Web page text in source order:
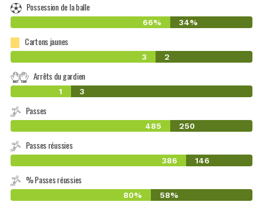
Possession de la balle
66% 34%
Cartons jaunes
3 2
Arrêts du gardien
1 3
Passes
485 250
Passes réussies
386 146
% Passes réussies
80% 58%